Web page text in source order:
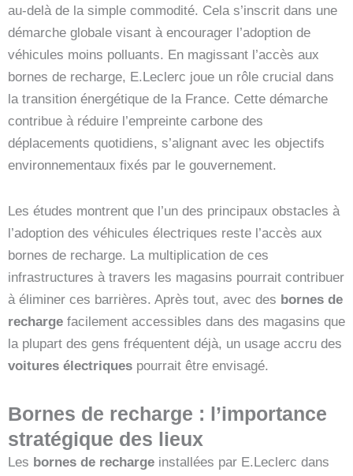
au-delà de la simple commodité. Cela s’inscrit dans une
démarche globale visant à encourager l’adoption de
véhicules moins polluants. En magissant l’accès aux
bornes de recharge, E.Leclerc joue un rôle crucial dans
la transition énergétique de la France. Cette démarche
contribue à réduire l’empreinte carbone des
déplacements quotidiens, s’alignant avec les objectifs
environnementaux fixés par le gouvernement.
Les études montrent que l’un des principaux obstacles à
l’adoption des véhicules électriques reste l’accès aux
bornes de recharge. La multiplication de ces
infrastructures à travers les magasins pourrait contribuer
à éliminer ces barrières. Après tout, avec des bornes de
recharge facilement accessibles dans des magasins que
la plupart des gens fréquentent déjà, un usage accru des
voitures électriques pourrait être envisagé.
Bornes de recharge : l’importance
stratégique des lieux
Les bornes de recharge installées par E.Leclerc dans